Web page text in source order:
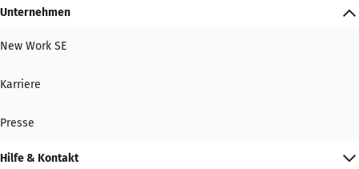
Unternehmen
New Work SE
Karriere
Presse
Hilfe & Kontakt